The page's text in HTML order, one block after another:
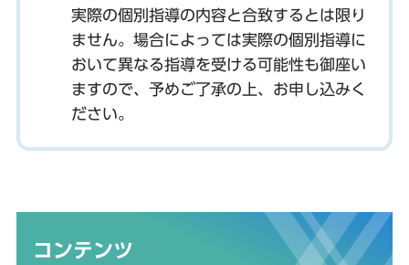
実際の個別指導の内容と合致するとは限り
ません。場合によっては実際の個別指導に
おいて異なる指導を受ける可能性も御座い
ますので、予めご了承の上、お申し込みく
ださい。
コンテンツ